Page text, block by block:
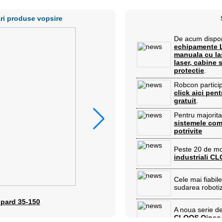
produse vopsire
35-150 Pompa Wagner
De acum
echipamente
manuala cu
laser, cabine
protectie
Robcon
click aici
gratuit
Pentru
sistemele
potrivite
Peste 20 de
industriali
Cele mai
sudarea
A noua serie
CLOOS